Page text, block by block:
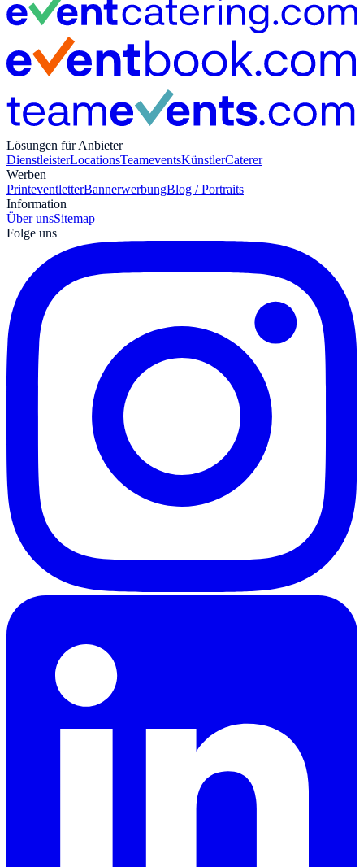
Lösungen für Anbieter
DienstleisterLocationsTeameventsKünstlerCaterer
Werben
PrinteventletterBannerwerbungBlog / Portraits
Information
Über unsSitemap
Folge uns